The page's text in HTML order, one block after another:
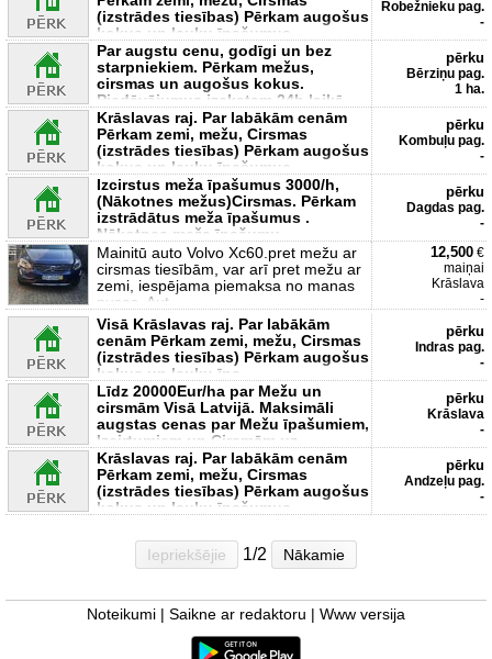
(izstrādes tiesības) Pērkam augošus
kokus un lauku īpašumus
Robežnieku pag.
-
Par augstu cenu, godīgi un bez
starpniekiem. Pērkam mežus,
cirsmas un augošus kokus.
Piedāvājumus izskatam 24h laikā -
pērku
Bērziņu pag.
1 ha.
Krāslavas raj. Par labākām cenām
Pērkam zemi, mežu, Cirsmas
(izstrādes tiesības) Pērkam augošus
kokus un lauku īpašumus
pērku
Kombuļu pag.
-
Izcirstus meža īpašumus 3000/h,
(Nākotnes mežus)Cirsmas. Pērkam
izstrādātus meža īpašumus .
Nākotnes meža īpašumu
pērku
Dagdas pag.
-
Mainitū auto Volvo Xc60.pret mežu ar
cirsmas tiesībām, var arī pret mežu ar
zemi, iespējama piemaksa no manas
puses. Aut
12,500 €
maiņai
Krāslava
-
Visā Krāslavas raj. Par labākām
cenām Pērkam zemi, mežu, Cirsmas
(izstrādes tiesības) Pērkam augošus
kokus un lauku īpa
pērku
Indras pag.
-
Līdz 20000Eur/ha par Mežu un
cirsmām Visā Latvijā. Maksimāli
augstas cenas par Mežu īpašumiem,
Izcirtumiem un Cirsmām uz
pērku
Krāslava
-
Krāslavas raj. Par labākām cenām
Pērkam zemi, mežu, Cirsmas
(izstrādes tiesības) Pērkam augošus
kokus un lauku īpašumus
pērku
Andzeļu pag.
-
Iepriekšējie 1/2 Nākamie
Noteikumi Saikne ar redaktoru Www versija